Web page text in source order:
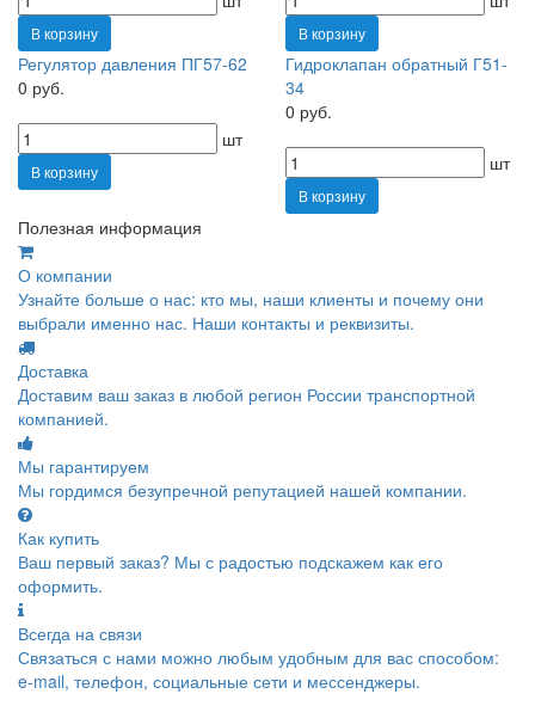
В корзину В корзину
Регулятор давления ПГ57-62
0 руб.
шт
В корзину
Гидроклапан обратный Г51-
34
0 руб.
шт
В корзину
Полезная информация
О компании
Узнайте больше о нас: кто мы, наши клиенты и почему они
выбрали именно нас. Наши контакты и реквизиты.
Доставка
Доставим ваш заказ в любой регион России транспортной
компанией.
Мы гарантируем
Мы гордимся безупречной репутацией нашей компании.
Как купить
Ваш первый заказ? Мы с радостью подскажем как его
оформить.
Всегда на связи
Связаться с нами можно любым удобным для вас способом:
e-mail, телефон, социальные сети и мессенджеры.